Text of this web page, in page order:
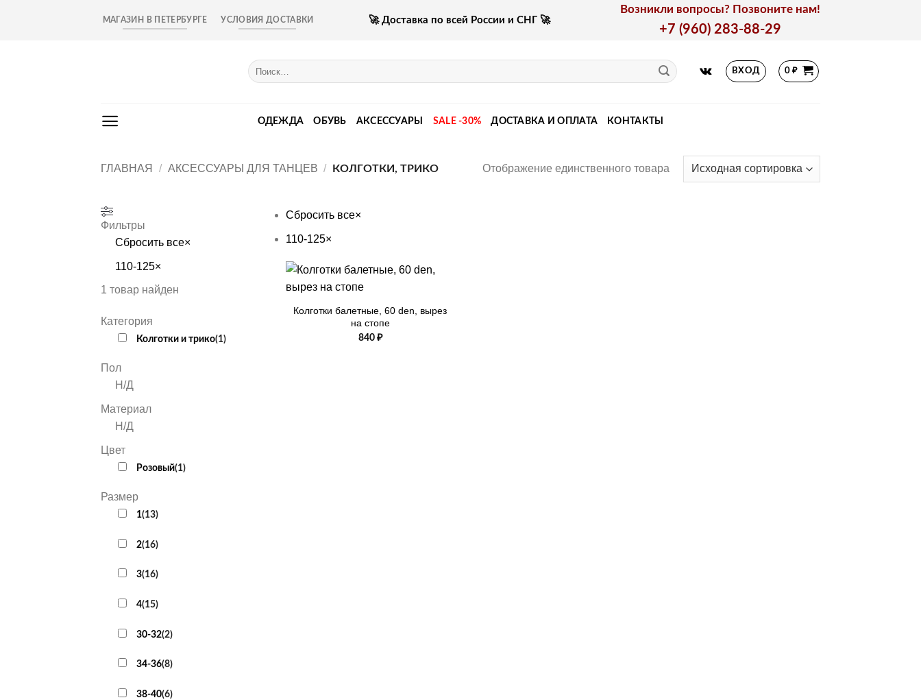
МАГАЗИН В ПЕТЕРБУРГЕ УСЛОВИЯ ДОСТАВКИ 🚀 Доставка по всей России и СНГ 🚀
Возникли вопросы? Позвоните нам!
+7 (960) 283-88-29
Искать:
ВХОД 0₽
ОДЕЖДА ОБУВЬ АКСЕССУАРЫ SALE -30% ДОСТАВКА И ОПЛАТА КОНТАКТЫ
ГЛАВНАЯ / АКСЕССУАРЫ ДЛЯ ТАНЦЕВ / КОЛГОТКИ, ТРИКО Отображение единственного товара
Фильтры
Сбросить все×
110-125×
1 товар найден
Категория
Колготки и трико(1)
Пол
Н/Д
Материал
Н/Д
Цвет
Розовый(1)
Размер
1(13)
2(16)
3(16)
4(15)
30-32(2)
34-36(8)
38-40(6)
Сбросить все×
110-125×
Колготки балетные, 60 den, вырез
на стопе
840 ₽